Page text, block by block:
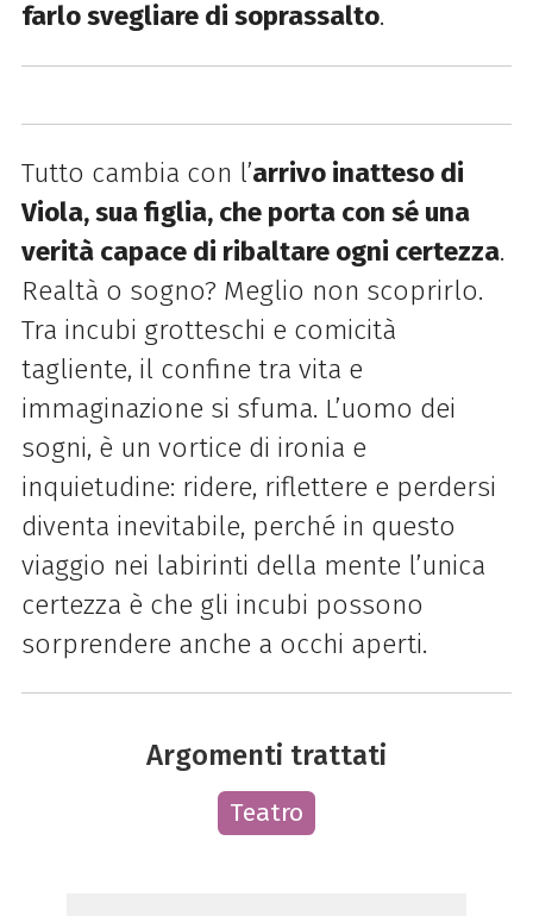
farlo svegliare di soprassalto.
Tutto cambia con l’arrivo inatteso di
Viola, sua figlia, che porta con sé una
verità capace di ribaltare ogni certezza.
Realtà o sogno? Meglio non scoprirlo.
Tra incubi grotteschi e comicità
tagliente, il confine tra vita e
immaginazione si sfuma. L’uomo dei
sogni, è un vortice di ironia e
inquietudine: ridere, riflettere e perdersi
diventa inevitabile, perché in questo
viaggio nei labirinti della mente l’unica
certezza è che gli incubi possono
sorprendere anche a occhi aperti.
Argomenti trattati
Teatro